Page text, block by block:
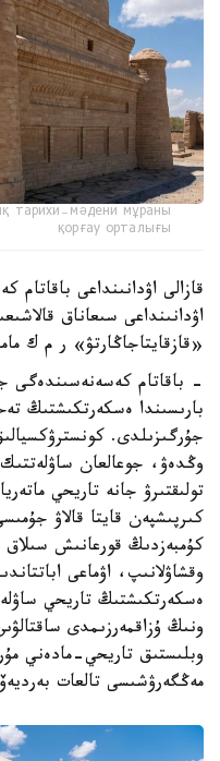
тарихи-мәдени мұраны
қорғау орталығы
قازالى اۋدانىنداعى
اۋدانىنداعى سىعاناق
«قازقايتاجاڭارتۋ» ر م ك
- باقاتام كەسەنەسىندەگى
بارىسىندا ەسكەرتكىشتىڭ
جۇرگىزىلدى.
وڭدەۋ، جوعالعان
تولىقتىرۋ جانە تاريحي
كىرپىشپەن قايتا قالاۋ
كۇمبەزدىڭ قورعانىش
وقشاۋلانىپ، اۋماعى
ەسكەرتكىشتىڭ تاريحي
ونىڭ ۇزاقمەرزىمدى
وبلىستىق تاريحي-مادەني
مەڭگەرۋشىسى تالعات